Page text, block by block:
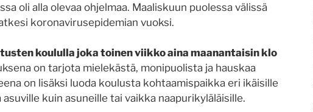
oli alla olevaa ohjelmaa. Maaliskuun puolessa välissä
koronavirusepidemian vuoksi.
koululla joka toinen viikko aina maanantaisin klo
on tarjota mielekästä, monipuolista ja hauskaa
on lisäksi luoda koulusta kohtaamispaikka eri ikäisille
asuville kuin asuneille tai vaikka naapurikyläläisille.